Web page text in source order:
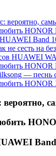
вероятно,
HONOR
Band
не сесть на
HUAWEI
HONOR
— песнь
HONOR